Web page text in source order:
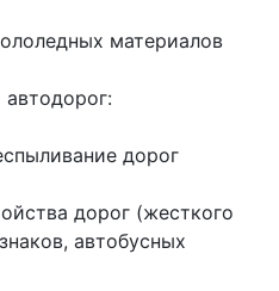
материалов
дорог
дорог (жесткого
автобусных